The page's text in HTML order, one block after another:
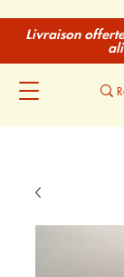
Livraison